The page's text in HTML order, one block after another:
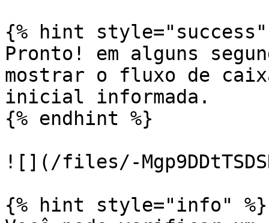
{% hint style="success"
Pronto! em alguns
mostrar o fluxo de
inicial informada.
{% endhint %}
![](/files/-
{% hint style="info" %}